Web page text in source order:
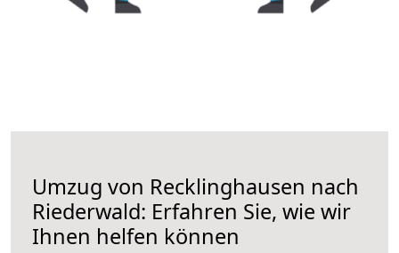
Umzug von Recklinghausen nach
Riederwald: Erfahren Sie, wie wir
Ihnen helfen können